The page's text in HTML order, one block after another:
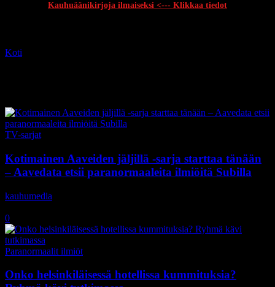
Kauhuäänikirjoja ilmaiseksi <--- Klikkaa tiedot
Koti
TV-sarjat
Kotimainen Aaveiden jäljillä -sarja starttaa tänään
– Aavedata etsii paranormaaleita ilmiöitä Subilla
kauhumedia
0
Paranormaalit ilmiöt
Onko helsinkiläisessä hotellissa kummituksia?